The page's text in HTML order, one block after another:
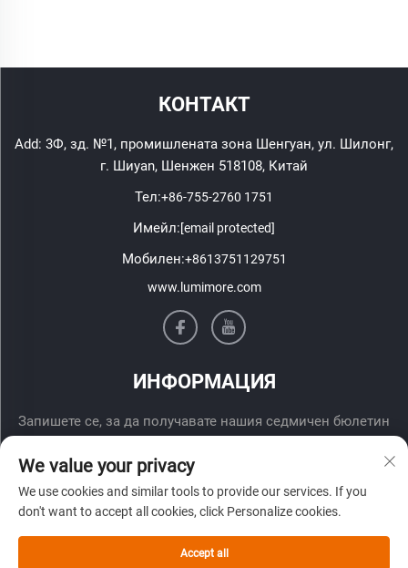
КОНТАКТ
Add: 3Ф, зд. №1, промишлената зона Шенгуан, ул. Шилонг,
г. Шиyan, Шенжен 518108, Китай
Тел:+86-755-2760 1751
Имейл:[email protected]
Мобилен:+8613751129751
www.lumimore.com
ИНФОРМАЦИЯ
Запишете се, за да получавате нашия седмичен бюлетин
We value your privacy
We use cookies and similar tools to provide our services. If you
don't want to accept all cookies, click Personalize cookies.
Accept all